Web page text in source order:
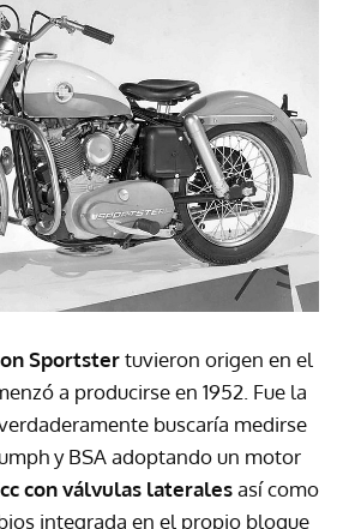
Sportstertuvieron origen en el
a producirse en 1952. Fue la
buscaría medirse
yBSAadoptando un motor
con válvulas lateralesasí como
integrada en el propio bloque